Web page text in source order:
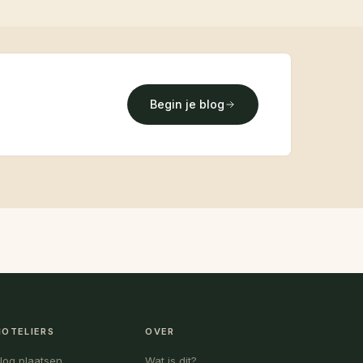
Begin je blog
plaatsen
OVER
Wat is dit?